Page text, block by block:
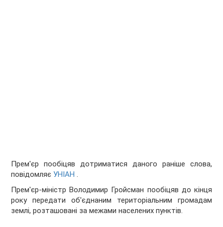
Прем'єр пообіцяв дотриматися даного раніше слова,
повідомляєУНІАН.
Прем'єр-міністр Володимир Гройсман пообіцяв до кінця
року передати об'єднаним територіальним громадам
землі, розташовані за межами населених пунктів.